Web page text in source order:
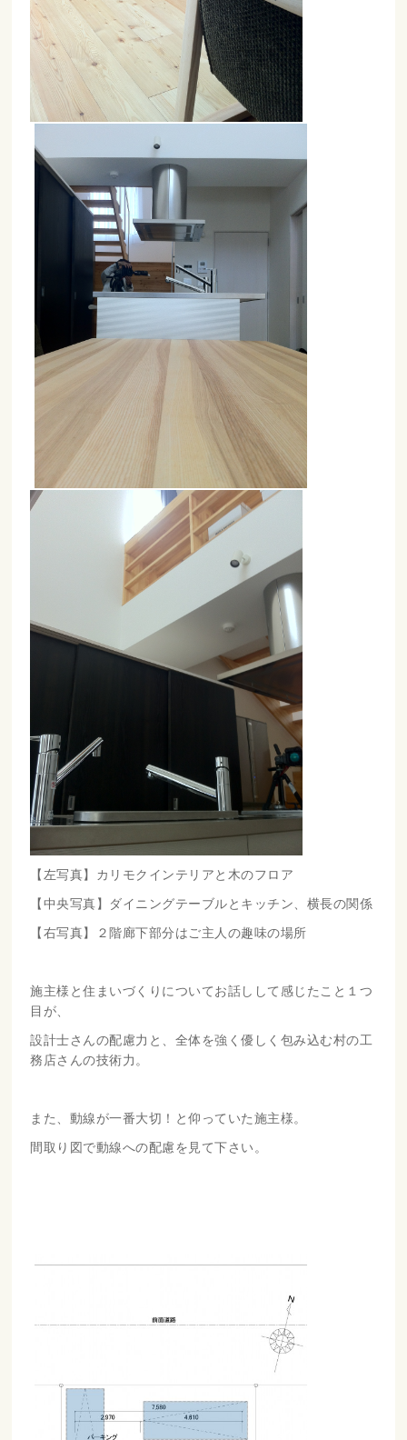
【左写真】カリモクインテリアと木のフロア
【中央写真】ダイニングテーブルとキッチン、横長の関係
【右写真】２階廊下部分はご主人の趣味の場所
施主様と住まいづくりについてお話しして感じたこと１つ
目が、
設計士さんの配慮力と、全体を強く優しく包み込む村の工
務店さんの技術力。
また、動線が一番大切！と仰っていた施主様。
間取り図で動線への配慮を見て下さい。